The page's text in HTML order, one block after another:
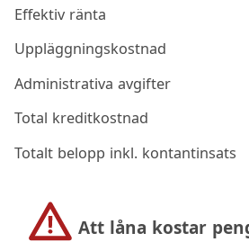
Effektiv ränta
Uppläggningskostnad
Administrativa avgifter
Total kreditkostnad
Totalt belopp inkl. kontantinsats
Att låna kostar